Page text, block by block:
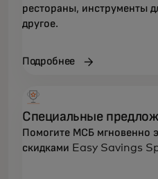
рестораны, инструменты
другое.
Подробнее
Специальные
Помогите МСБ мгновенно
скидками Easy Savings